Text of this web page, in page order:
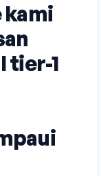
kami
tier-1